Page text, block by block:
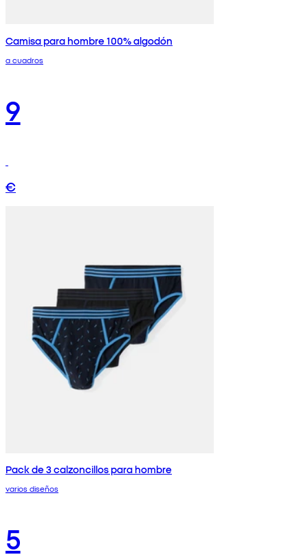
Camisa para hombre 100% algodón
a cuadros
9
€
Pack de 3 calzoncillos para hombre
varios diseños
5